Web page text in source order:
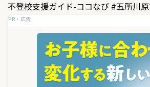
ビ
不登校支援ガイド-ココなび #五所川
PR・広告